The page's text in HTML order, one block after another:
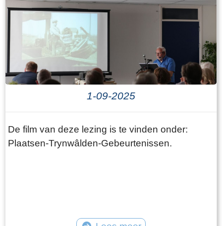
1-09-2025
De film van deze lezing is te vinden onder:
Plaatsen-Trynwâlden-Gebeurtenissen.